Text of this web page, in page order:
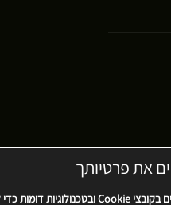
את פרטיותך
בקובצי Cookieובטכנולוגיות דומות